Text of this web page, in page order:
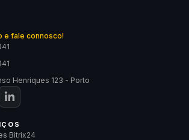
e fale connosco!
Henriques 123 - Porto
Bitrix24